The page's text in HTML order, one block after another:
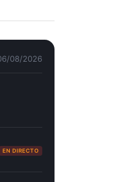
08/2026
EN DIRECTO